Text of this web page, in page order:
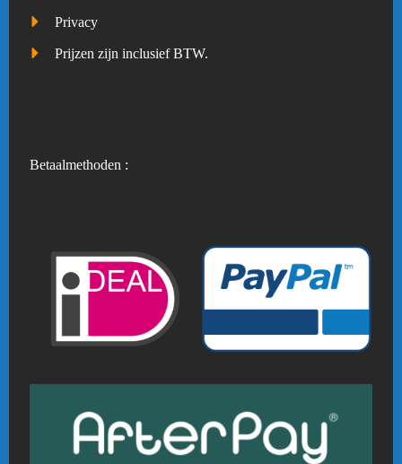
Privacy
Prijzen zijn inclusief BTW.
Betaalmethoden :